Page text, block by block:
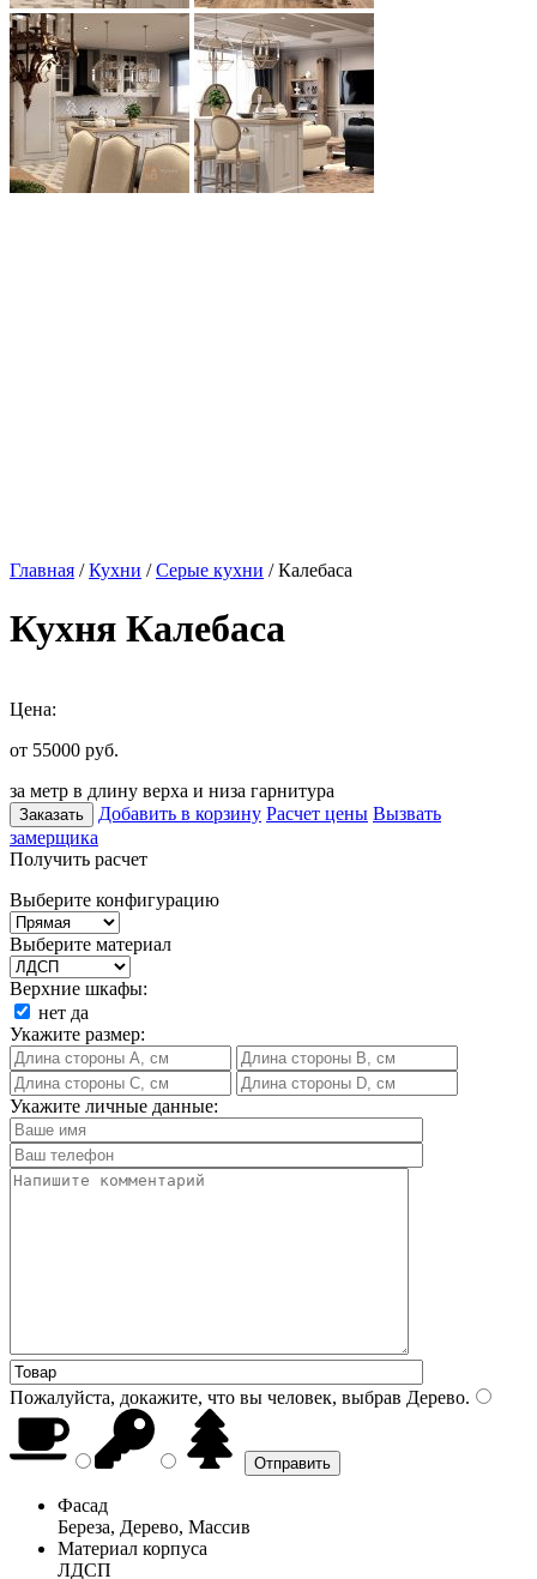
Главная /Кухни /Серые кухни / Калебаса
Кухня Калебаса
Цена:
от 55000 руб.
за метр в длину верха и низа гарнитура
Заказать Добавить в корзину Расчет цены Вызвать
замерщика
Получить расчет
Выберите конфигурацию
Выберите материал
Верхние шкафы:
нет да
Укажите размер:
Укажите личные данные:
Пожалуйста, докажите, что вы человек, выбрав Дерево.
Фасад
Береза, Дерево, Массив
Материал корпуса
ЛДСП